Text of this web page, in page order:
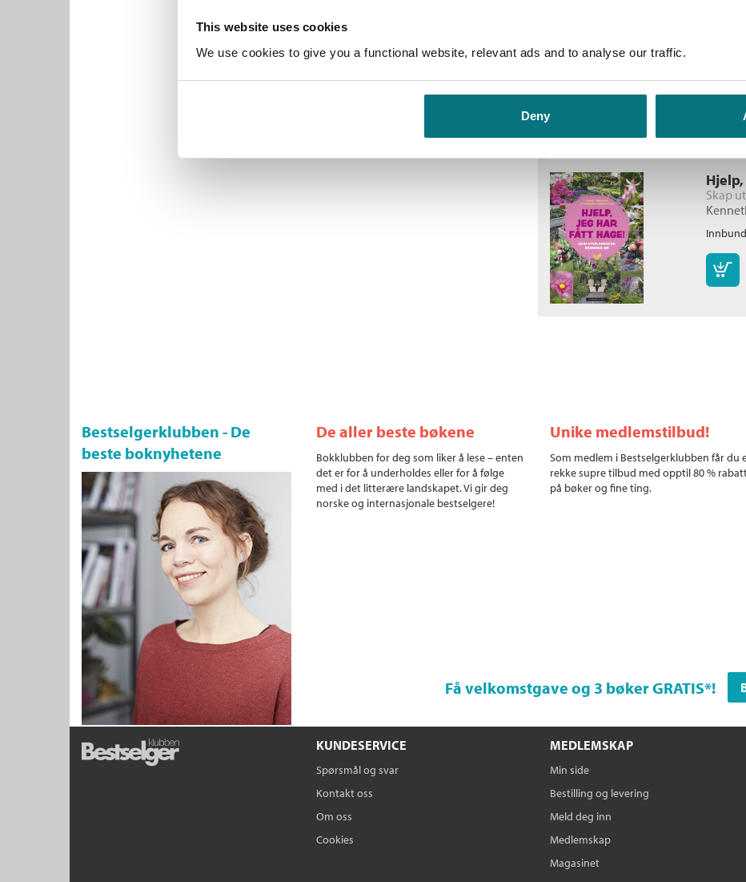
This website uses cookies
We use cookies to give you a functional website, relevant ads and to analyse our traffic.
Deny
Skap
Bestselgerklubben - De
beste boknyhetene
De aller beste bøkene
Bokklubben for deg som liker å lese – enten
det er for å underholdes eller for å følge
med i det litterære landskapet. Vi gir deg
norske og internasjonale bestselgere!
Unike medlemstilbud!
Som medlem i Bestselgerklubben får du
rekke supre tilbud med opptil 80 %
på bøker og fine ting.
Få velkomstgave og 3 bøker GRATIS*!
KUNDESERVICE
Spørsmål og svar
Kontakt oss
Om oss
Cookies
MEDLEMSKAP
Min side
Bestilling og levering
Meld deg inn
Medlemskap
Magasinet